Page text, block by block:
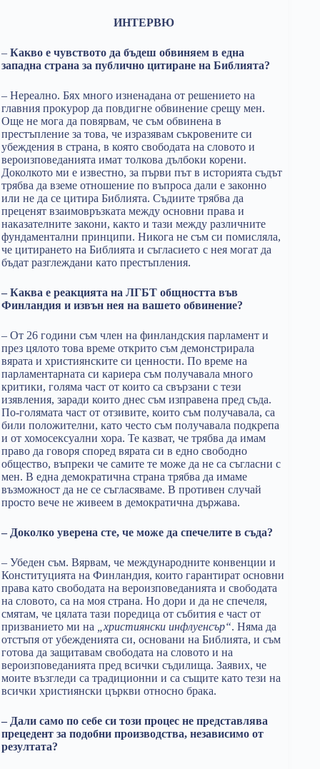
ИНТЕРВЮ
– Какво е чувството да бъдеш обвиняем в една
западна страна за публично цитиране на Библията?
– Нереално. Бях много изненадана от решението на
главния прокурор да повдигне обвинение срещу мен.
Още не мога да повярвам, че съм обвинена в
престъпление за това, че изразявам съкровените си
убеждения в страна, в която свободата на словото и
вероизповеданията имат толкова дълбоки корени.
Доколкото ми е известно, за първи път в историята съдът
трябва да вземе отношение по въпроса дали е законно
или не да се цитира Библията. Съдиите трябва да
преценят взаимовръзката между основни права и
наказателните закони, както и тази между различните
фундаментални принципи. Никога не съм си помисляла,
че цитирането на Библията и съгласието с нея могат да
бъдат разглеждани като престъпления.
– Каква е реакцията на ЛГБТ общността във
Финландия и извън нея на вашето обвинение?
– От 26 години съм член на финландския парламент и
през цялото това време открито съм демонстрирала
вярата и християнските си ценности. По време на
парламентарната си кариера съм получавала много
критики, голяма част от които са свързани с тези
изявления, заради които днес съм изправена пред съда.
По-голямата част от отзивите, които съм получавала, са
били положителни, като често съм получавала подкрепа
и от хомосексуални хора. Те казват, че трябва да имам
право да говоря според вярата си в едно свободно
общество, въпреки че самите те може да не са съгласни с
мен. В една демократична страна трябва да имаме
възможност да не се съгласяваме. В противен случай
просто вече не живеем в демократична държава.
– Доколко уверена сте, че може да спечелите в съда?
– Убеден съм. Вярвам, че международните конвенции и
Конституцията на Финландия, които гарантират основни
права като свободата на вероизповеданията и свободата
на словото, са на моя страна. Но дори и да не спечеля,
смятам, че цялата тази поредица от събития е част от
призванието ми на
„християнски инфлуенсър“. Няма да
отстъпя от убежденията си, основани на Библията, и съм
готова да защитавам свободата на словото и на
вероизповеданията пред всички съдилища. Заявих, че
моите възгледи са традиционни и са същите като тези на
всички християнски църкви относно брака.
– Дали само по себе си този процес не представлява
прецедент за подобни производства, независимо от
резултата?